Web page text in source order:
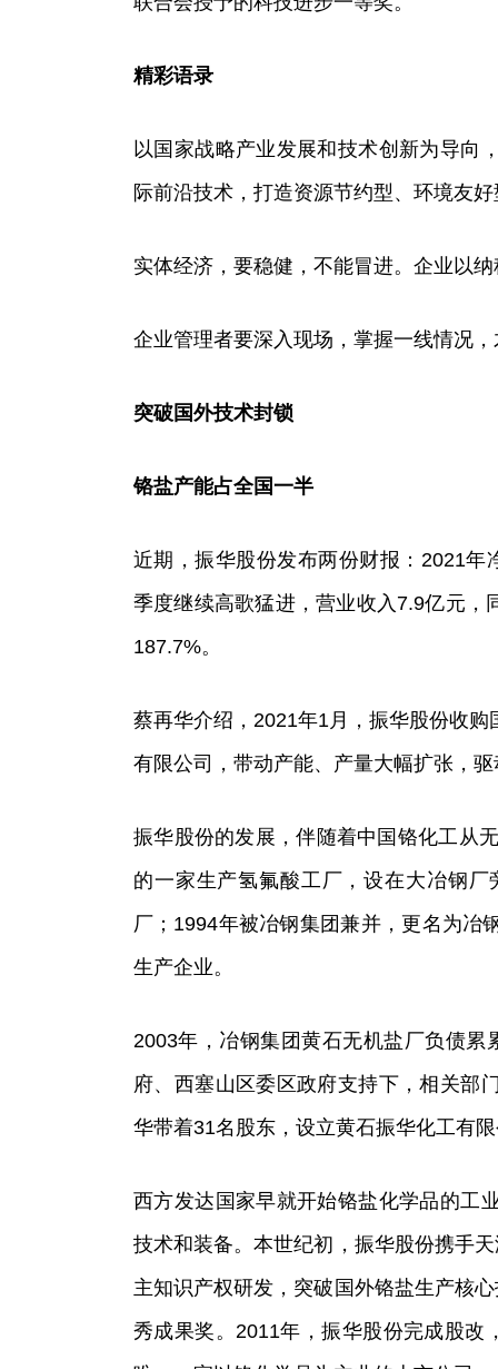
精彩语录
以国家战略产业发展和技术创新为导向
际前沿技术，打造资源节约型、环境友
实体经济，要稳健，不能冒进。企业以
企业管理者要深入现场，掌握一线情况
突破国外技术封锁
铬盐产能占全国一半
近期，振华股份发布两份财报：2021年
季度继续高歌猛进，营业收入7.9亿元，
187.7%。
蔡再华介绍，2021年1月，振华股份收
有限公司，带动产能、产量大幅扩张，
振华股份的发展，伴随着中国铬化工从
的一家生产氢氟酸工厂，设在大冶钢
厂；1994年被冶钢集团兼并，更名为冶
生产企业。
2003年，冶钢集团黄石无机盐厂负债
府、西塞山区委区政府支持下，相关部
华带着31名股东，设立黄石振华化工有
西方发达国家早就开始铬盐化学品的工
技术和装备。本世纪初，振华股份携手
主知识产权研发，突破国外铬盐生产核
秀成果奖。2011年，振华股份完成股改